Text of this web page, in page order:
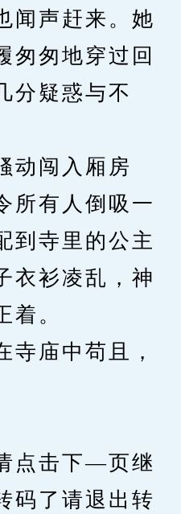
闻声赶来。她
匆匆地穿过回
分疑惑与不
闯入厢房
所有人倒吸一
寺里的公主
衣衫凌乱，神
着。
庙中苟且，
击下—页继
码了请退出转